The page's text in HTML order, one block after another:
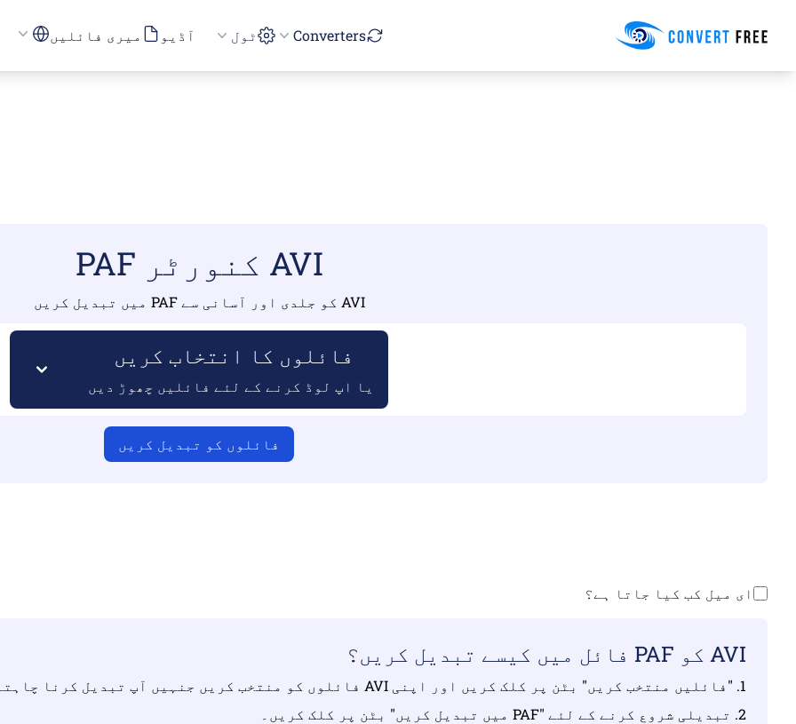
Convert Free
Converters ٹول آڈیو میری فائلیں
AVI کنورٹر PAF
AVI کو جلدی اور آسانی سے PAF میں تبدیل کریں
فائلوں کا انتخاب کریں
یا اپ لوڈ کرنے کے لئے فائلیں چھوڑ دیں
فائلوں کو تبدیل کریں
ای میل کب کیا جاتا ہے؟
AVI کو PAF فائل میں کیسے تبدیل کریں؟
1. "فائلیں منتخب کریں" بٹن پر کلک کریں اور اپنی AVI فائلوں کو منتخب کریں جنہیں آپ تبدیل کرنا چاہتے ہیں۔
2. تبدیلی شروع کرنے کے لئے "PAF میں تبدیل کریں" بٹن پر کلک کریں۔